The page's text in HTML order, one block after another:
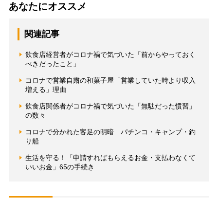
あなたにオススメ
関連記事
飲食店経営者がコロナ禍で気づいた「前からやっておく
べきだったこと」
コロナで営業自粛の和菓子屋「営業していた時より収入
増える」理由
飲食店関係者がコロナ禍で気づいた「無駄だった慣習」
の数々
コロナで分かれた客足の明暗 パチンコ・キャンプ・釣
り船
生活を守る！「申請すればもらえるお金・支払わなくて
いいお金」65の手続き